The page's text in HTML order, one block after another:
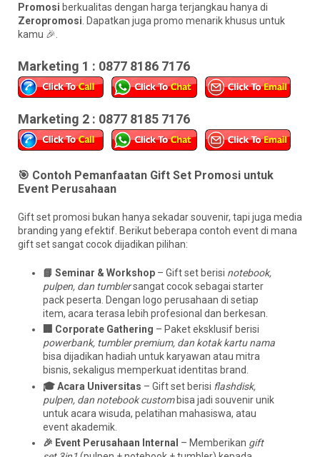
Promosi berkualitas dengan harga terjangkau hanya di
Zeropromosi . Dapatkan juga promo menarik khusus untuk
kamu 🎉.
Marketing 1 : 0877 8186 7176
Marketing 2 : 0877 8185 7176
🎯 Contoh Pemanfaatan Gift Set Promosi untuk
Event Perusahaan
Gift set promosi bukan hanya sekadar souvenir, tapi juga media
branding yang efektif. Berikut beberapa contoh event di mana
gift set sangat cocok dijadikan pilihan:
📘 Seminar & Workshop – Gift set berisi notebook,
pulpen, dan tumblersangat cocok sebagai starter
pack peserta. Dengan logo perusahaan di setiap
item, acara terasa lebih profesional dan berkesan.
🏢 Corporate Gathering – Paket eksklusif berisi
powerbank, tumbler premium, dan kotak kartu nama
bisa dijadikan hadiah untuk karyawan atau mitra
bisnis, sekaligus memperkuat identitas brand.
🎓 Acara Universitas – Gift set berisi flashdisk,
pulpen, dan notebook custombisa jadi souvenir unik
untuk acara wisuda, pelatihan mahasiswa, atau
event akademik.
🎉 Event Perusahaan Internal – Memberikan gift